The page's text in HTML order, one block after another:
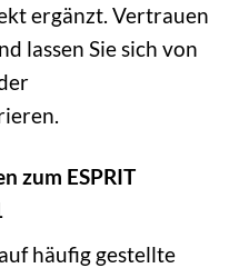
ergänzt. Vertrauen
lassen Sie sich von
zum ESPRIT
häufig gestellte